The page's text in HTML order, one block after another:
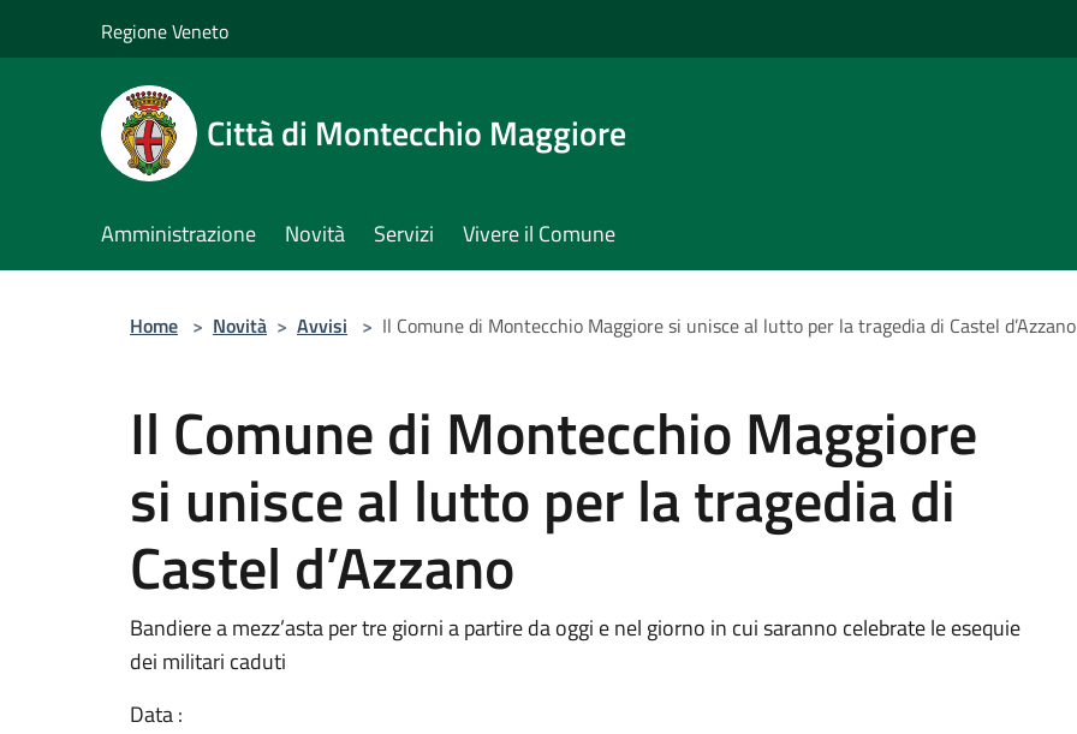
Regione Veneto
Città di Montecchio Maggiore
Amministrazione Novità Servizi Vivere il Comune
Home > Novità > Avvisi > Il Comune di Montecchio Maggiore si unisce al lutto per la tragedia di Castel d’Azzano
Il Comune di Montecchio Maggiore
si unisce al lutto per la tragedia di
Castel d’Azzano
Bandiere a mezz’asta per tre giorni a partire da oggi e nel giorno in cui saranno celebrate le esequie
dei militari caduti
Data :